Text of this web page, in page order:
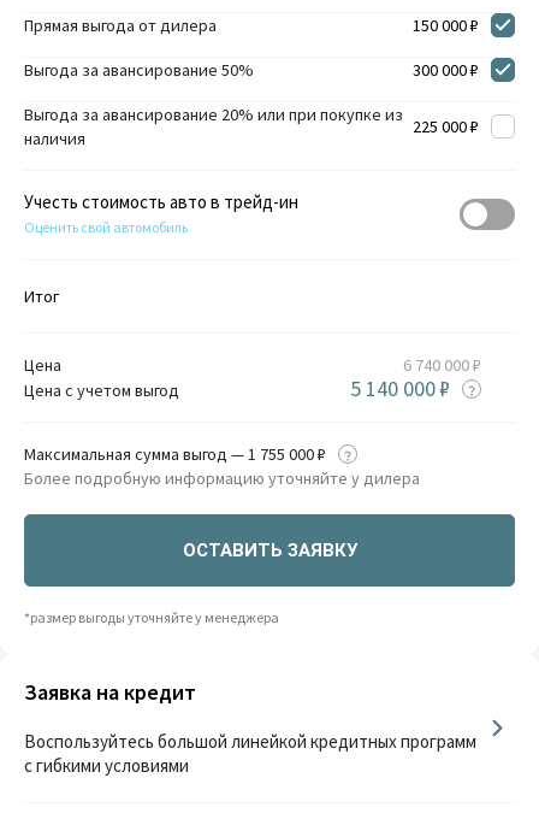
Прямая выгода от дилера 150 000 ₽
Выгода за авансирование 50% 300 000 ₽
Выгода за авансирование 20% или при покупке из
наличия
225 000 ₽
Учесть стоимость авто в трейд-ин
Оценить свой автомобиль
Итог
Цена
6 740 000 ₽
Цена с учетом выгод
5 140 000 ₽
Максимальная сумма выгод — 1 755 000 ₽
Более подробную информацию уточняйте у дилера
ОСТАВИТЬ ЗАЯВКУ
*размер выгоды уточняйте у менеджера
Заявка на кредит
Воспользуйтесь большой линейкой кредитных программ
с гибкими условиями